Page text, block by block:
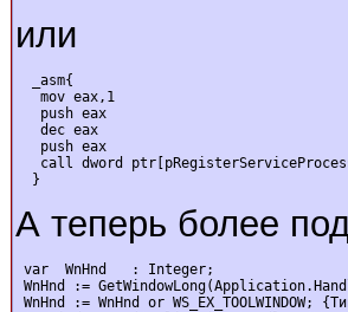
или
  _asm{
   mov eax,1
   push eax
   dec eax
   push eax
call dword
  }
А теперь более
var  WnHnd   : Integer;
WnHnd :=
WnHnd := WnHnd or WS_EX_TOOLWINDOW;